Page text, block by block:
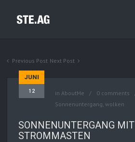
Previous Post Next Post
JUNI
12 in AboutMe 0 comments
Sonnenuntergang, wolken
SONNENUNTERGANG MIT
STROMMASTEN